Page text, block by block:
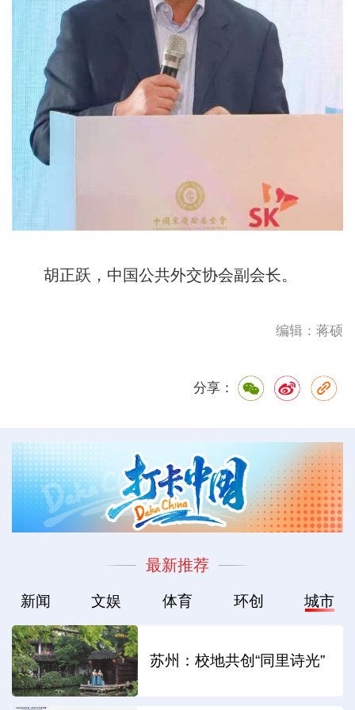
胡正跃，中国公共外交协会副会长。
编辑：蒋硕
分享：
最新推荐
新闻 文娱 体育 环创 城市
苏州：校地共创“同里诗光”